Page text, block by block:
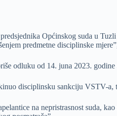
Općinskog suda u
predmetne disciplinske
odluku od 14. juna 2023.
disciplinsku sankciju VSTV-
na nepristrasnost suda,